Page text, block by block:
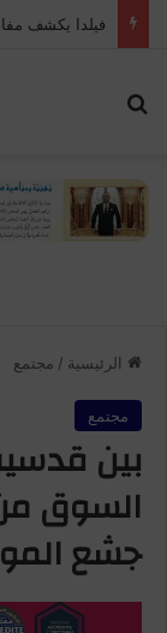
الرئيسية / مجتمع
مجتمع
بين
السوق
جشع